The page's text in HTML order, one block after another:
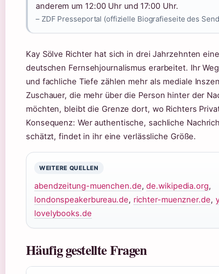
anderem um 12:00 Uhr und 17:00 Uhr.
– ZDF Presseportal (offizielle Biografieseite des
Kay Sölve Richter hat sich in drei Jahrzehnten
deutschen Fernsehjournalismus erarbeitet. Ihr
und fachliche Tiefe zählen mehr als mediale
Zuschauer, die mehr über die Person hinter der
möchten, bleibt die Grenze dort, wo Richters
Konsequenz: Wer authentische, sachliche
schätzt, findet in ihr eine verlässliche Größe.
WEITERE QUELLEN
abendzeitung-muenchen.de,de.wikipedia.org,
londonspeakerbureau.de, richter-muenzner.de,
lovelybooks.de
Häufig gestellte Fragen